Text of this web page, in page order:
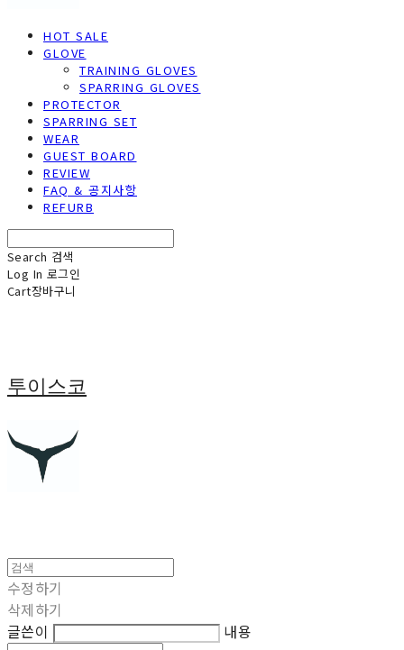
HOT SALE
GLOVE
TRAINING GLOVES
SPARRING GLOVES
PROTECTOR
SPARRING SET
WEAR
GUEST BOARD
REVIEW
FAQ & 공지사항
REFURB
Search 검색
Log In 로그인
Cart장바구니
투이스코
수정하기
삭제하기
글쓴이
내용